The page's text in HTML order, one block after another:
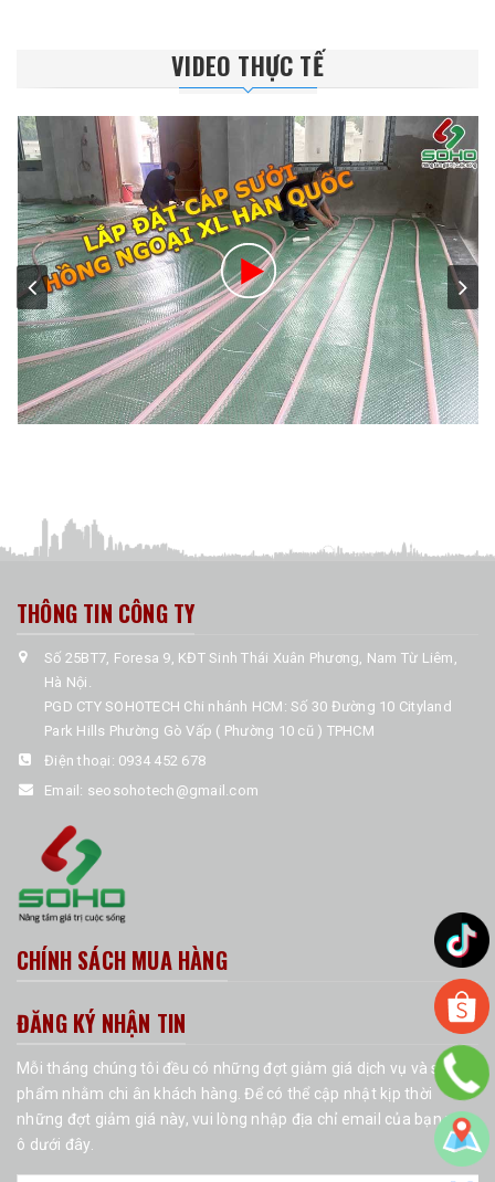
VIDEO THỰC TẾ
THÔNG TIN CÔNG TY
Số 25BT7, Foresa 9, KĐT Sinh Thái Xuân Phương, Nam Từ Liêm,
Hà Nội.
PGD CTY SOHOTECH Chi nhánh HCM: Số 30 Đường 10 Cityland
Park Hills Phường Gò Vấp ( Phường 10 cũ ) TPHCM
Điện thoại: 0934 452 678
Email: seosohotech@gmail.com
CHÍNH SÁCH MUA HÀNG
ĐĂNG KÝ NHẬN TIN
Mỗi tháng chúng tôi đều có những đợt giảm giá dịch vụ và sản
phẩm nhằm chi ân khách hàng. Để có thể cập nhật kịp thời
những đợt giảm giá này, vui lòng nhập địa chỉ email của bạn vào
ô dưới đây.